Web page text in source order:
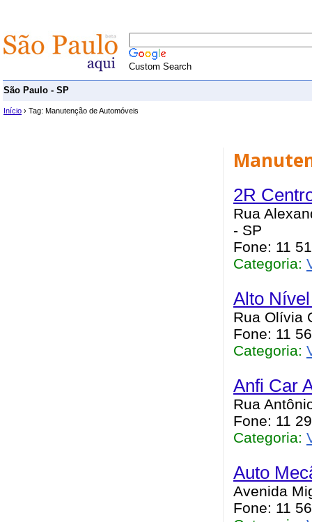
Custom Search
São Paulo - SP
Início › Tag: Manutenção de Automóveis
2R
Rua
- SP
Fone: 11
Categoria:
Alto
Rua Olívia
Fone: 11
Categoria:
Anfi Car
Rua
Fone: 11
Categoria:
Auto
Avenida
Fone: 11